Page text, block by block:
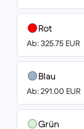
Rot
Ab: 325.75 EUR
Blau
Ab: 291.00 EUR
Grün